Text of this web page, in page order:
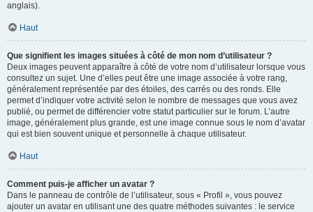
anglais).
Haut
Que signifient les images situées à côté de mon nom d’utilisateur ?
Deux images peuvent apparaître à côté de votre nom d’utilisateur lorsque vous
consultez un sujet. Une d’elles peut être une image associée à votre rang,
généralement représentée par des étoiles, des carrés ou des ronds. Elle
permet d’indiquer votre activité selon le nombre de messages que vous avez
publié, ou permet de différencier votre statut particulier sur le forum. L’autre
image, généralement plus grande, est une image connue sous le nom d’avatar
qui est bien souvent unique et personnelle à chaque utilisateur.
Haut
Comment puis-je afficher un avatar ?
Dans le panneau de contrôle de l’utilisateur, sous « Profil », vous pouvez
ajouter un avatar en utilisant une des quatre méthodes suivantes : le service